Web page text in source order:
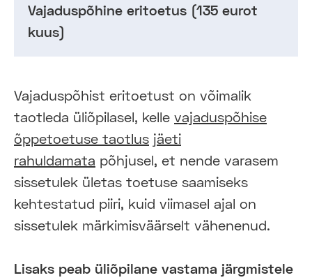
Vajaduspõhine eritoetus (135 eurot
kuus)
Vajaduspõhist eritoetust on võimalik
taotleda üliõpilasel, kelle vajaduspõhise
õppetoetuse taotlus jäeti
rahuldamata põhjusel, et nende varasem
sissetulek ületas toetuse saamiseks
kehtestatud piiri, kuid viimasel ajal on
sissetulek märkimisväärselt vähenenud.
Lisaks peab üliõpilane vastama järgmistele